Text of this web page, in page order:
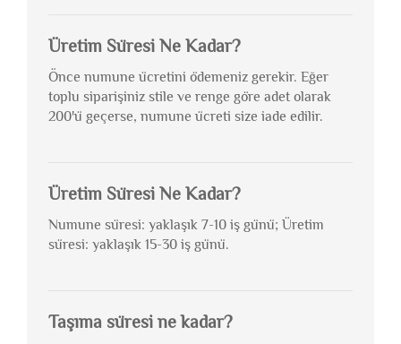
Üretim Süresi Ne Kadar?
Önce numune ücretini ödemeniz gerekir. Eğer
toplu siparişiniz stile ve renge göre adet olarak
200'ü geçerse, numune ücreti size iade edilir.
Üretim Süresi Ne Kadar?
Numune süresi: yaklaşık 7-10 iş günü; Üretim
süresi: yaklaşık 15-30 iş günü.
Taşıma süresi ne kadar?